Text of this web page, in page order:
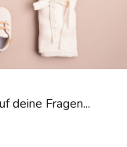
deine Fragen...